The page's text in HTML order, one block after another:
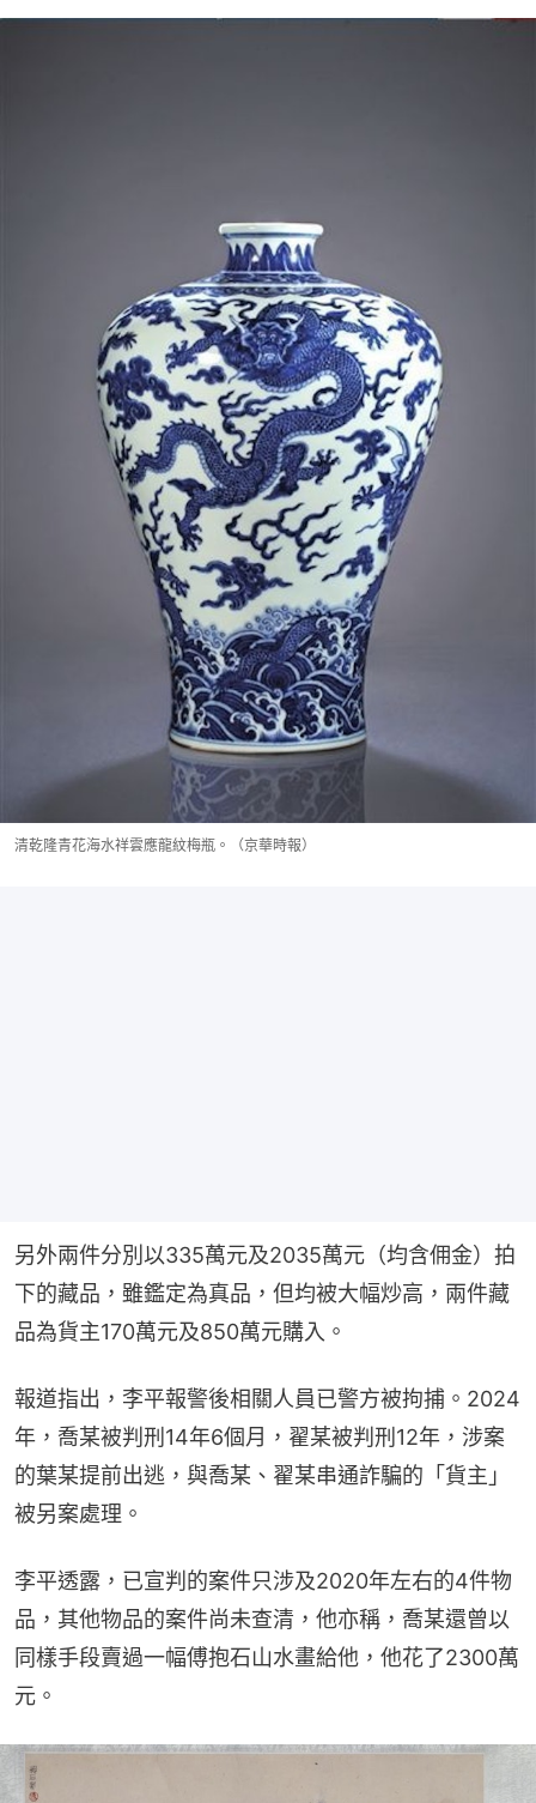
清乾隆青花海水祥雲應龍紋梅瓶。（京華時報）
另外兩件分別以335萬元及2035萬元（均含佣金）拍
下的藏品，雖鑑定為真品，但均被大幅炒高，兩件藏
品為貨主170萬元及850萬元購入。
報道指出，李平報警後相關人員已警方被拘捕。2024
年，喬某被判刑14年6個月，翟某被判刑12年，涉案
的葉某提前出逃，與喬某、翟某串通詐騙的「貨主」
被另案處理。
李平透露，已宣判的案件只涉及2020年左右的4件物
品，其他物品的案件尚未查清，他亦稱，喬某還曾以
同樣手段賣過一幅傅抱石山水畫給他，他花了2300萬
元。